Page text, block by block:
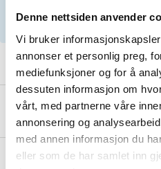
Denne nettsiden anvender
Vi bruker
annonser et personlig preg,
mediefunksjoner og for å
dessuten informasjon om
vårt, med partnerne våre
annonsering og
med annen informasjon du
eller som de har samlet inn
parts by reg. number and
About the manufacturer